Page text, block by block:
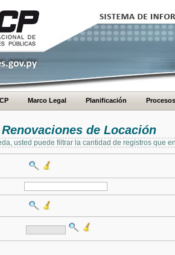
Marco Legal Planificación Procesos
de Locación
usted puede filtrar la cantidad de registros que